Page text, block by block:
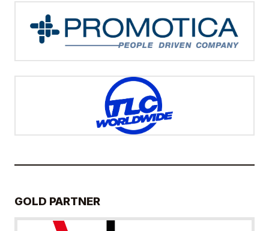
GOLD PARTNER